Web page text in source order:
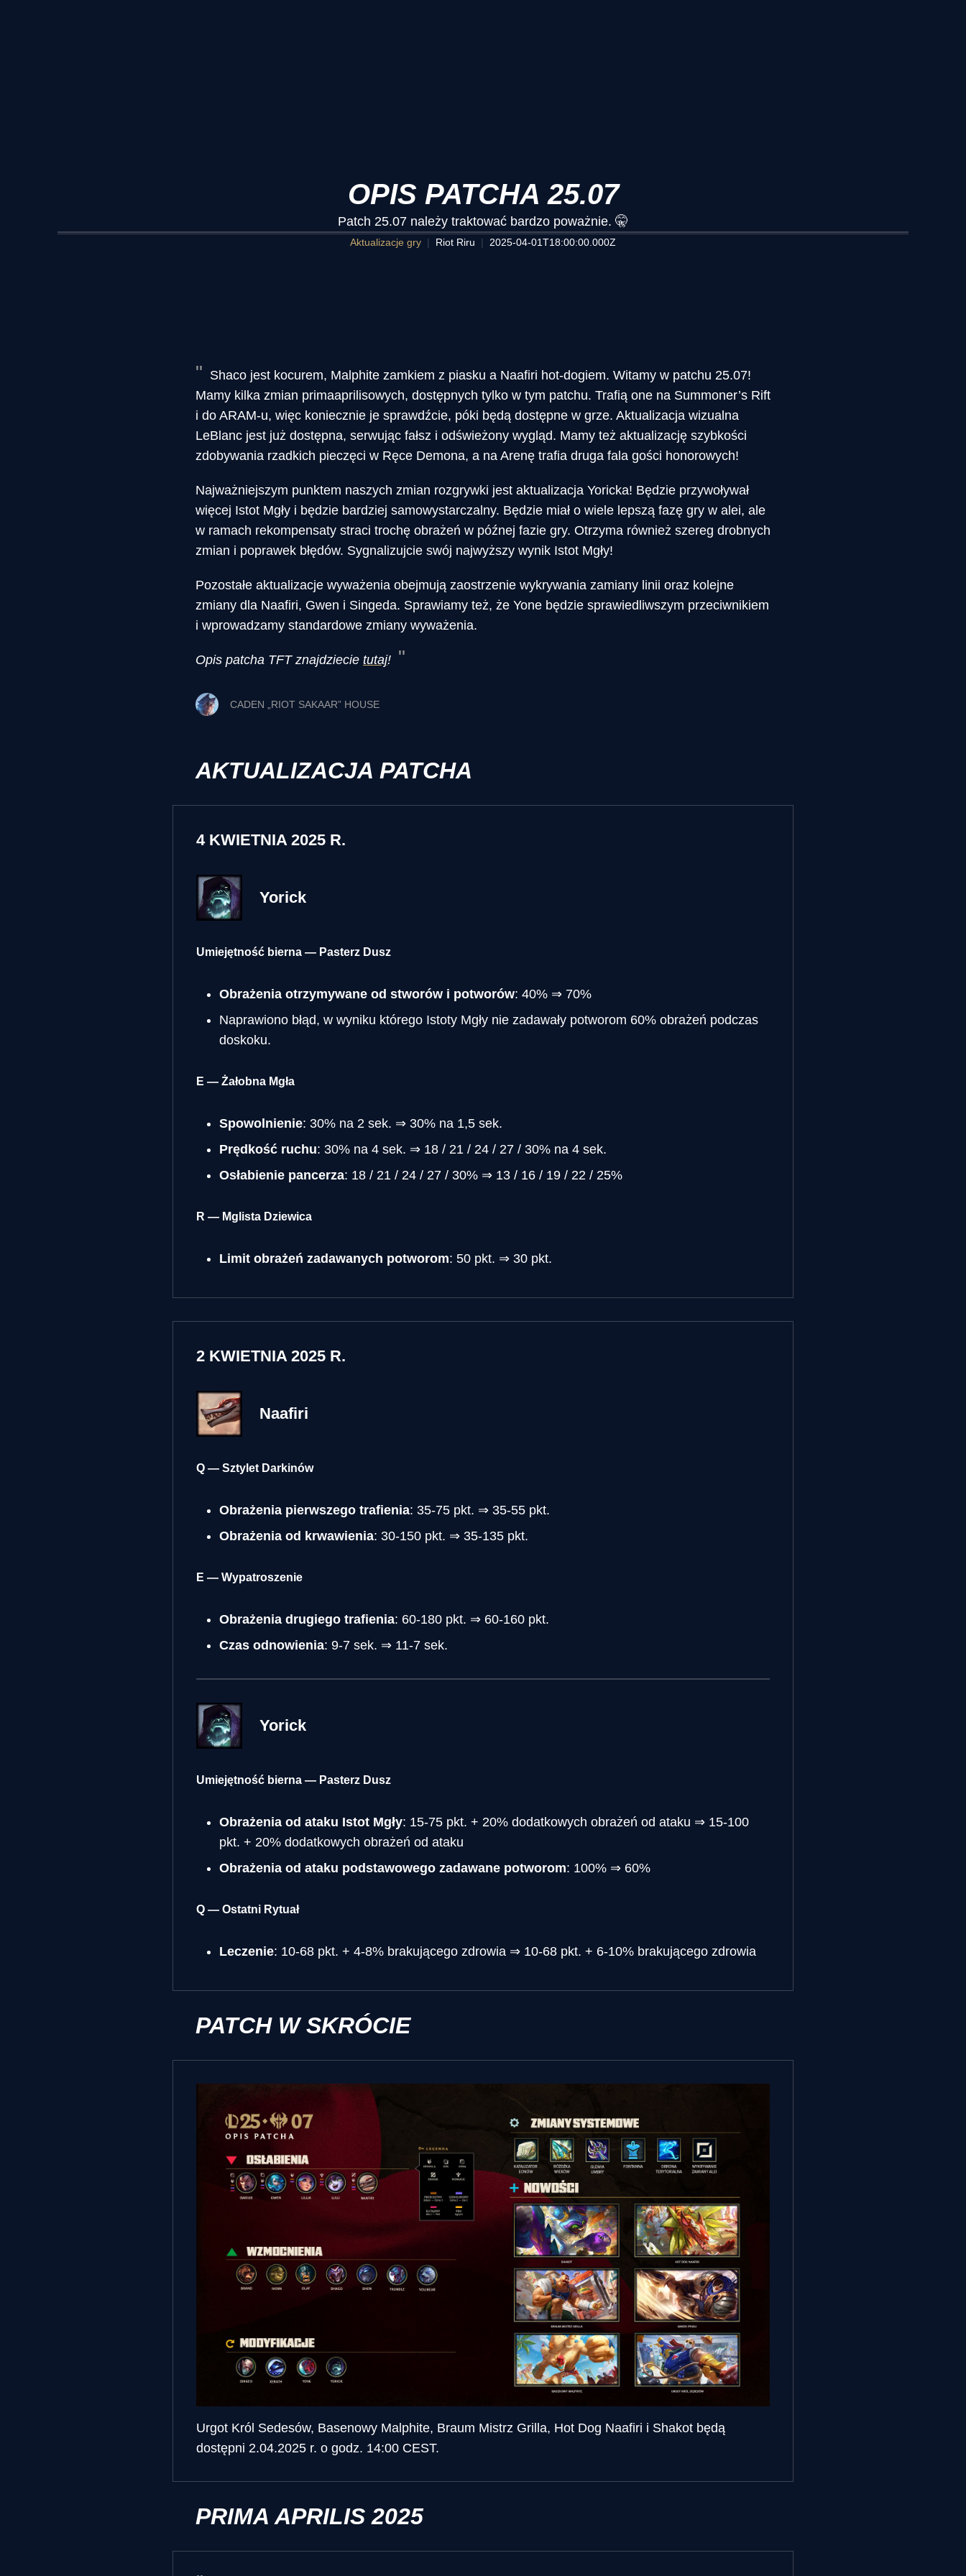
OPIS PATCHA 25.07
Patch 25.07 należy traktować bardzo poważnie. 🤫
Aktualizacje gry Riot Riru 2025-04-01T18:00:00.000Z
Shaco jest kocurem, Malphite zamkiem z piasku a Naafiri hot-dogiem. Witamy w patchu 25.07!
Mamy kilka zmian primaaprilisowych, dostępnych tylko w tym patchu. Trafią one na Summoner’s Rift
i do ARAM-u, więc koniecznie je sprawdźcie, póki będą dostępne w grze. Aktualizacja wizualna
LeBlanc jest już dostępna, serwując fałsz i odświeżony wygląd. Mamy też aktualizację szybkości
zdobywania rzadkich pieczęci w Ręce Demona, a na Arenę trafia druga fala gości honorowych!
Najważniejszym punktem naszych zmian rozgrywki jest aktualizacja Yoricka! Będzie przywoływał
więcej Istot Mgły i będzie bardziej samowystarczalny. Będzie miał o wiele lepszą fazę gry w alei, ale
w ramach rekompensaty straci trochę obrażeń w późnej fazie gry. Otrzyma również szereg drobnych
zmian i poprawek błędów. Sygnalizujcie swój najwyższy wynik Istot Mgły!
Pozostałe aktualizacje wyważenia obejmują zaostrzenie wykrywania zamiany linii oraz kolejne
zmiany dla Naafiri, Gwen i Singeda. Sprawiamy też, że Yone będzie sprawiedliwszym przeciwnikiem
i wprowadzamy standardowe zmiany wyważenia.
Opis patcha TFT znajdziecie tutaj!
CADEN „RIOT SAKAAR” HOUSE
AKTUALIZACJA PATCHA
4 KWIETNIA 2025 R.
Yorick
Umiejętność bierna — Pasterz Dusz
Obrażenia otrzymywane od stworów i potworów: 40% ⇒ 70%
Naprawiono błąd, w wyniku którego Istoty Mgły nie zadawały potworom 60% obrażeń podczas
doskoku.
E — Żałobna Mgła
Spowolnienie: 30% na 2 sek. ⇒ 30% na 1,5 sek.
Prędkość ruchu: 30% na 4 sek. ⇒ 18 / 21 / 24 / 27 / 30% na 4 sek.
Osłabienie pancerza: 18 / 21 / 24 / 27 / 30% ⇒ 13 / 16 / 19 / 22 / 25%
R — Mglista Dziewica
Limit obrażeń zadawanych potworom: 50 pkt. ⇒ 30 pkt.
2 KWIETNIA 2025 R.
Naafiri
Q — Sztylet Darkinów
Obrażenia pierwszego trafienia: 35-75 pkt. ⇒ 35-55 pkt.
Obrażenia od krwawienia: 30-150 pkt. ⇒ 35-135 pkt.
E — Wypatroszenie
Obrażenia drugiego trafienia: 60-180 pkt. ⇒ 60-160 pkt.
Czas odnowienia: 9-7 sek. ⇒ 11-7 sek.
Yorick
Umiejętność bierna — Pasterz Dusz
Obrażenia od ataku Istot Mgły: 15-75 pkt. + 20% dodatkowych obrażeń od ataku ⇒ 15-100
pkt. + 20% dodatkowych obrażeń od ataku
Obrażenia od ataku podstawowego zadawane potworom: 100% ⇒ 60%
Q — Ostatni Rytuał
Leczenie: 10-68 pkt. + 4-8% brakującego zdrowia ⇒ 10-68 pkt. + 6-10% brakującego zdrowia
PATCH W SKRÓCIE
Urgot Król Sedesów, Basenowy Malphite, Braum Mistrz Grilla, Hot Dog Naafiri i Shakot będą
dostępni 2.04.2025 r. o godz. 14:00 CEST.
PRIMA APRILIS 2025